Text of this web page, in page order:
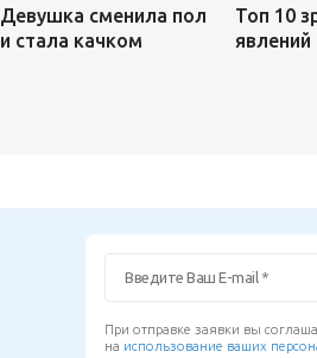
Девушка сменила пол
и стала качком
Топ 10
При отправке заявки вы
на использование ваших